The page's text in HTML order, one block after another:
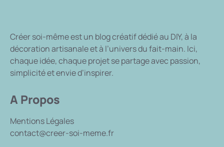
Créer soi-mêmeest un blog créatif dédié au DIY, à la
décoration artisanale et à l’univers du fait-main. Ici,
chaque idée, chaque projet se partage avec passion,
simplicité et envie d’inspirer.
A Propos
Mentions Légales
contact@creer-soi-meme.fr